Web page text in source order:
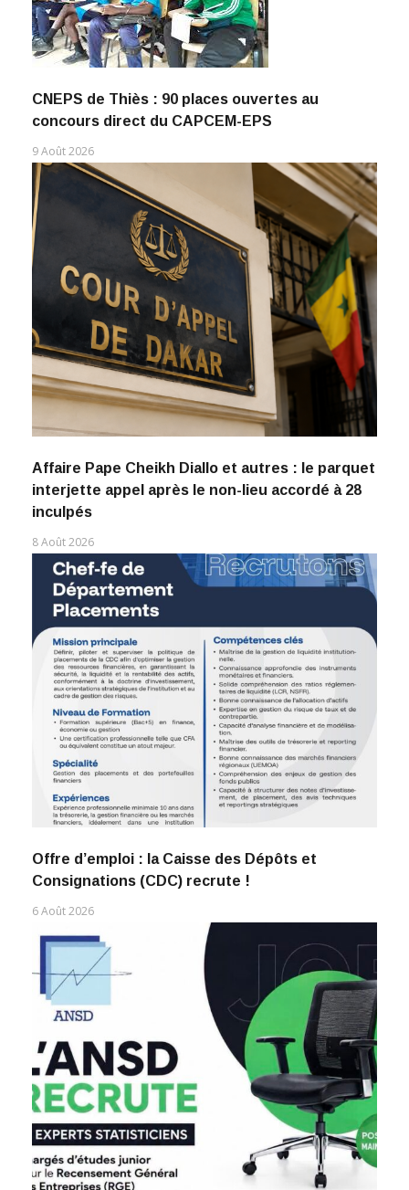
CNEPS de Thiès : 90 places ouvertes au
concours direct du CAPCEM-EPS
9 Août 2026
Affaire Pape Cheikh Diallo et autres : le parquet
interjette appel après le non-lieu accordé à 28
inculpés
8 Août 2026
Offre d’emploi : la Caisse des Dépôts et
Consignations (CDC) recrute !
6 Août 2026